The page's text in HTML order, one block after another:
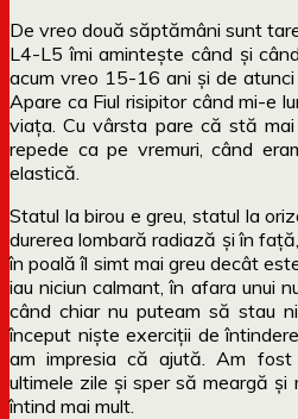
De vreo două săptămâni sunt
L4-L5 îmi amintește când și
acum vreo 15-16 ani și de
Apare ca Fiul risipitor când mi-e
viața. Cu vârsta pare că stă
repede ca pe vremuri, când
elastică.
Statul la birou e greu, statul la
durerea lombară radiază și în
în poală îl simt mai greu decât
iau niciun calmant, în afara unui
când chiar nu puteam să stau
început niște exerciții de
am impresia că ajută. Am
ultimele zile și sper să meargă și
întind mai mult.